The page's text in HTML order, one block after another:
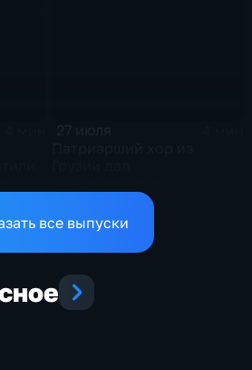
концерт в Ингушетии
все выпуски